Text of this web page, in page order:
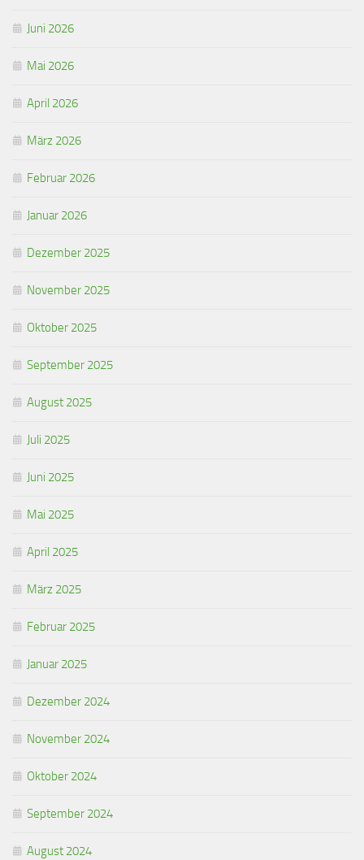
Juni 2026
Mai 2026
April 2026
März 2026
Februar 2026
Januar 2026
Dezember 2025
November 2025
Oktober 2025
September 2025
August 2025
Juli 2025
Juni 2025
Mai 2025
April 2025
März 2025
Februar 2025
Januar 2025
Dezember 2024
November 2024
Oktober 2024
September 2024
August 2024